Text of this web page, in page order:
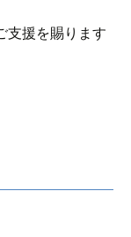
支援を賜ります